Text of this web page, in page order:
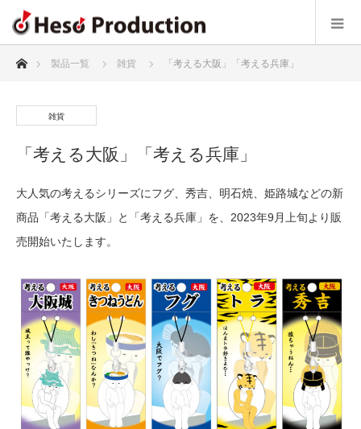
ホーム製品一覧 雑貨 「考える大阪」「考える兵庫」
雑貨
「考える大阪」「考える兵庫」
大人気の考えるシリーズにフグ、秀吉、明石焼、姫路城などの新
商品「考える大阪」と「考える兵庫」を、2023年9月上旬より販
売開始いたします。